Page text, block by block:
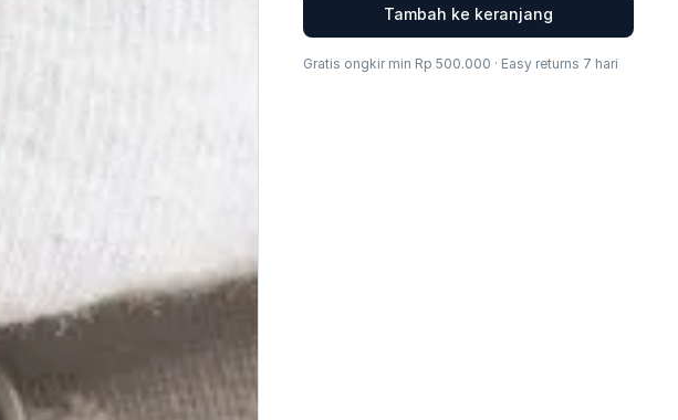
Tambah ke keranjang
Gratis ongkir min Rp 500.000 · Easy returns 7 hari